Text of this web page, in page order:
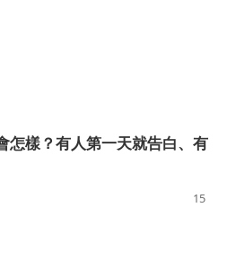
怎樣？有人第一天就告白、有
15